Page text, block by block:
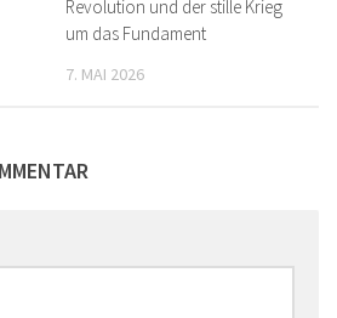
Revolution und der stille Krieg
um das Fundament
7. MAI 2026